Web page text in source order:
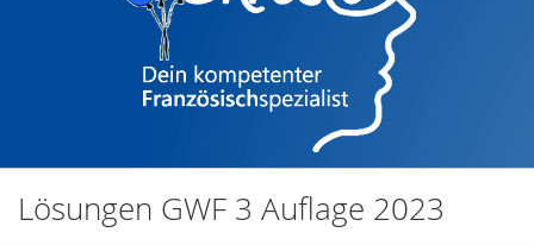
Lösungen GWF 3 Auflage 2023